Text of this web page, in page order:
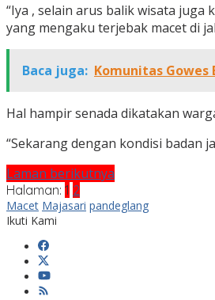
“Iya , selain arus balik wisata
yang mengaku terjebak macet di
Baca juga: Komunitas Gowes
Hal hampir senada dikatakan
“Sekarang dengan kondisi badan
Laman berikutnya
Halaman: 1 2
Macet Majasari pandeglang
Ikuti Kami